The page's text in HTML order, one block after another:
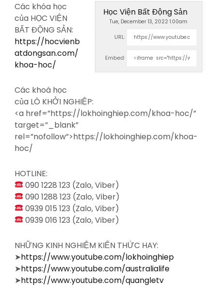
Học Viện Bất Động Sản
Tue, December 13, 2022 1:00am
URL:
Embed:
Các khóa học
của HỌC VIỆN
BẤT ĐỘNG SẢN:
https://hocvienb
atdongsan.com/
khoa-hoc/
Các khoá học
của LÒ KHỞI NGHIỆP:
<a href=”https://lokhoinghiep.com/khoa-hoc/”
target=”_blank”
rel=”nofollow”>https://lokhoinghiep.com/khoa-
hoc/
HOTLINE:
090 1228 123 (Zalo, Viber)
090 1288 123 (Zalo, Viber)
0939 015 123 (Zalo, Viber)
0939 016 123 (Zalo, Viber)
NHỮNG KINH NGHIỆM KIẾN THỨC HAY:
➤https://www.youtube.com/lokhoinghiep
➤https://www.youtube.com/australialife
➤https://www.youtube.com/quangletv